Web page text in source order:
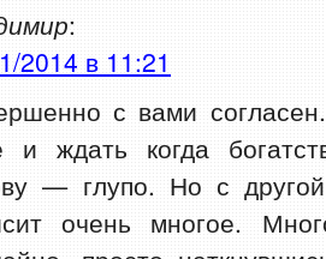
:
2014 в 11:21
с вами
и ждать когда
— глупо. Но с
очень многое.